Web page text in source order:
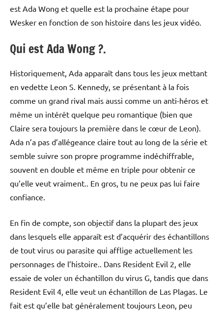
est Ada Wong et quelle est la prochaine étape pour
Wesker en fonction de son histoire dans les jeux vidéo.
Qui est Ada Wong ?.
Historiquement, Ada apparaît dans tous les jeux mettant
en vedette Leon S. Kennedy, se présentant à la fois
comme un grand rival mais aussi comme un anti-héros et
même un intérêt quelque peu romantique (bien que
Claire sera toujours la première dans le cœur de Leon).
Ada n’a pas d’allégeance claire tout au long de la série et
semble suivre son propre programme indéchiffrable,
souvent en double et même en triple pour obtenir ce
qu’elle veut vraiment.. En gros, tu ne peux pas lui faire
confiance.
En fin de compte, son objectif dans la plupart des jeux
dans lesquels elle apparaît est d’acquérir des échantillons
de tout virus ou parasite qui afflige actuellement les
personnages de l’histoire.. Dans Resident Evil 2, elle
essaie de voler un échantillon du virus G, tandis que dans
Resident Evil 4, elle veut un échantillon de Las Plagas. Le
fait est qu’elle bat généralement toujours Leon, peu